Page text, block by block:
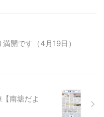
開です（4月19日）
南塘だよ